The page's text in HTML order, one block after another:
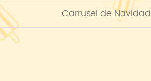
Carrusel de